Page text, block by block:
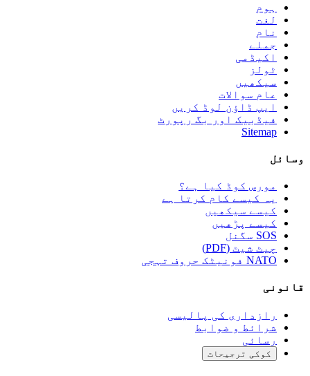
ہوم
لغت
نام
جملے
اکیڈمی
ٹولز
سیکھیں
عام سوالات
ایپ ڈاؤن لوڈ کریں
فیڈبیک اور بگ رپورٹ
Sitemap
وسائل
مورس کوڈ کیا ہے؟
یہ کیسے کام کرتا ہے
کیسے سیکھیں
کیسے پڑھیں
SOS سگنل
چیٹ شیٹ (PDF)
NATO فونیٹک حروف تہجی
قانونی
رازداری کی پالیسی
شرائط و ضوابط
رسائی
کوکی ترجیحات